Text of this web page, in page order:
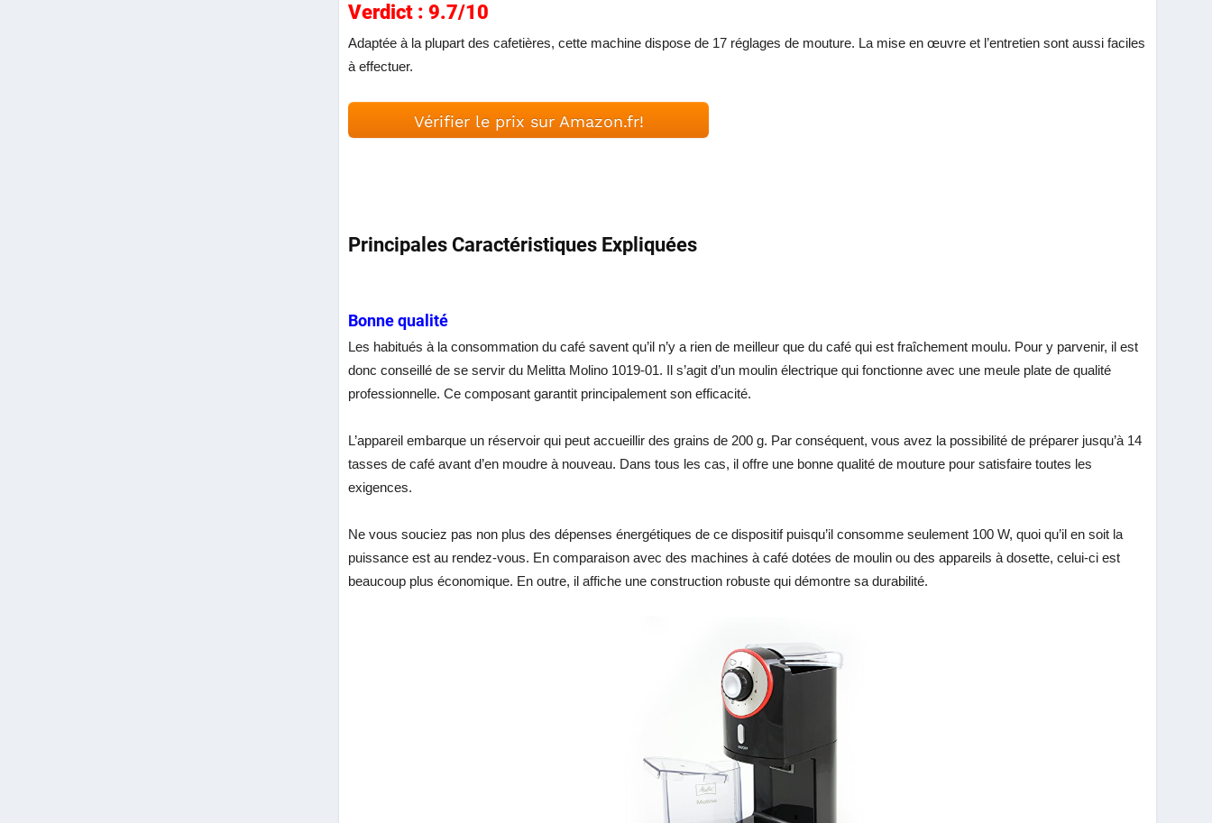
Verdict : 9.7/10
Adaptée à la plupart des cafetières, cette machine dispose de 17 réglages de mouture. La mise en œuvre et l’entretien sont aussi faciles
à effectuer.
Vérifier le prix sur Amazon.fr!
Principales Caractéristiques Expliquées
Bonne qualité
Les habitués à la consommation du café savent qu’il n’y a rien de meilleur que du café qui est fraîchement moulu. Pour y parvenir, il est
donc conseillé de se servir du Melitta Molino 1019-01. Il s’agit d’un moulin électrique qui fonctionne avec une meule plate de qualité
professionnelle. Ce composant garantit principalement son efficacité.
L’appareil embarque un réservoir qui peut accueillir des grains de 200 g. Par conséquent, vous avez la possibilité de préparer jusqu’à 14
tasses de café avant d’en moudre à nouveau. Dans tous les cas, il offre une bonne qualité de mouture pour satisfaire toutes les
exigences.
Ne vous souciez pas non plus des dépenses énergétiques de ce dispositif puisqu’il consomme seulement 100 W, quoi qu’il en soit la
puissance est au rendez-vous. En comparaison avec des machines à café dotées de moulin ou des appareils à dosette, celui-ci est
beaucoup plus économique. En outre, il affiche une construction robuste qui démontre sa durabilité.